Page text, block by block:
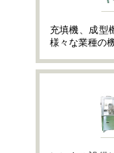
充填機、成型
様々な業種の